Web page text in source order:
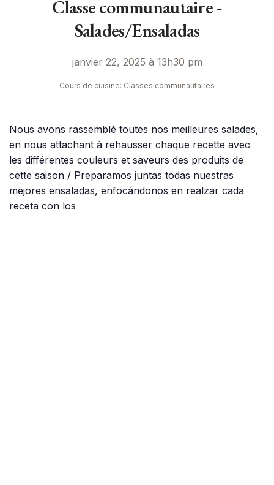
Classe communautaire -
Salades/Ensaladas
janvier 22, 2025 à 13h30 pm
Cours de cuisine: Classes communautaires
Nous avons rassemblé toutes nos meilleures salades,
en nous attachant à rehausser chaque recette avec
les différentes couleurs et saveurs des produits de
cette saison / Preparamos juntas todas nuestras
mejores ensaladas, enfocándonos en realzar cada
receta con los